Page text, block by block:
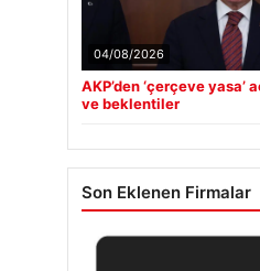
04/08/2026
AKP’den ‘çerçeve yasa’
ve beklentiler
Son Eklenen Firmalar